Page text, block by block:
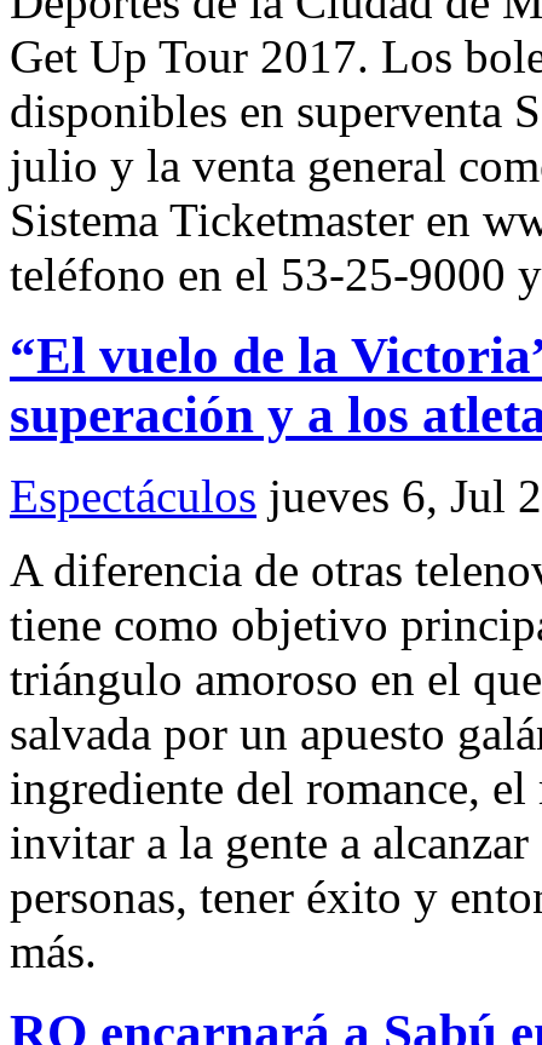
Get Up Tour 2017. Los
disponibles en superventa
julio y la venta general
Sistema Ticketmaster en
teléfono en el 53-25-9000
“El vuelo de la
superación y a los
Espectáculos jueves 6, Jul
A diferencia de otras
tiene como objetivo
triángulo amoroso en el
salvada por un apuesto
ingrediente del romance, el
invitar a la gente a
personas, tener éxito y
más.
RO encarnará a Sabú